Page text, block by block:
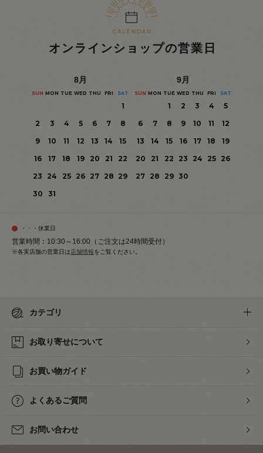
オンラインショップの営業日
8月
SUN MON TUE WED THU FRI SAT
1
2
3 4 5 6 7
8
9
10 11 12 13 14
15
16
17 18 19 20 21
22
23
24 25 26 27 28 29
30
31
9月
SUN MON TUE WED THU FRI SAT
1 2 3 4
5
6
7 8 9 10 11
12
13
14 15 16 17 18
19
20
21 22 23 24 25
26
27 28 29 30
・・・休業日
営業時間：10:30～16:00（ご注文は24時間受付）
※各実店舗の営業日は 店舗情報をご覧ください。
カテゴリ
お取り寄せについて
お買い物ガイド
よくあるご質問
お問い合わせ